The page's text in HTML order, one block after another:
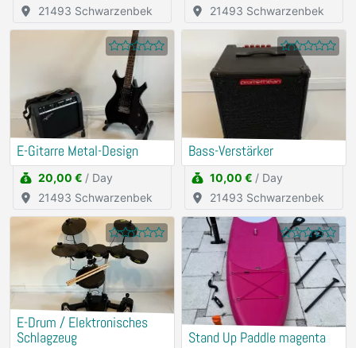
21493 Schwarzenbek
21493 Schwarzenbek
E-Gitarre Metal-Design
20,00 € / Day
21493 Schwarzenbek
Bass-Verstärker
10,00 € / Day
21493 Schwarzenbek
E-Drum / Elektronisches
Schlagzeug
Stand Up Paddle magenta